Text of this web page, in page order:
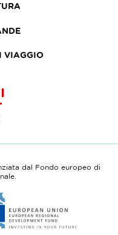
VIAGGIO
dal Fondo europeo di
to
website